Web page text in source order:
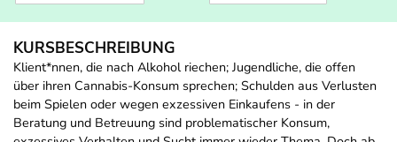
KURSBESCHREIBUNG
Klient*nnen, die nach Alkohol riechen; Jugendliche, die offen
über ihren Cannabis-Konsum sprechen; Schulden aus Verlusten
beim Spielen oder wegen exzessiven Einkaufens - in der
Beratung und Betreuung sind problematischer Konsum,